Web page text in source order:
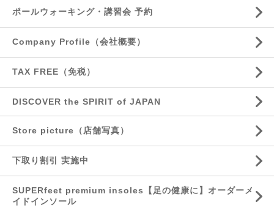
ポールウォーキング・講習会 予約
Company Profile（会社概要）
TAX FREE（免税）
DISCOVER the SPIRIT of JAPAN
Store picture（店舗写真）
下取り割引 実施中
SUPERfeet premium insoles【足の健康に】オーダーメ
イドインソール